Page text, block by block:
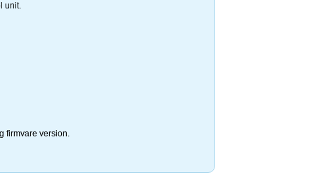
unit.
firmvare version.